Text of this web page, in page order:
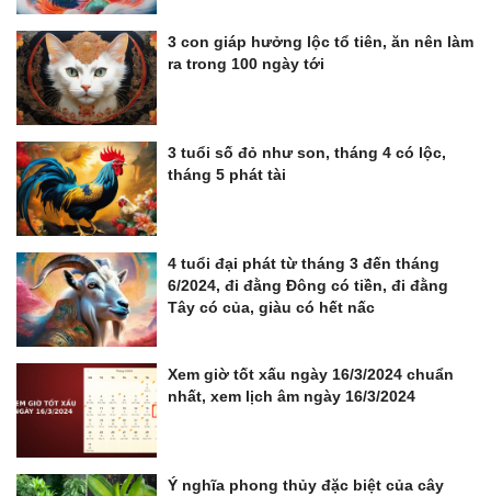
3 con giáp hưởng lộc tổ tiên, ăn nên làm
ra trong 100 ngày tới
3 tuổi số đỏ như son, tháng 4 có lộc,
tháng 5 phát tài
4 tuổi đại phát từ tháng 3 đến tháng
6/2024, đi đằng Đông có tiền, đi đằng
Tây có của, giàu có hết nấc
Xem giờ tốt xấu ngày 16/3/2024 chuẩn
nhất, xem lịch âm ngày 16/3/2024
Ý nghĩa phong thủy đặc biệt của cây